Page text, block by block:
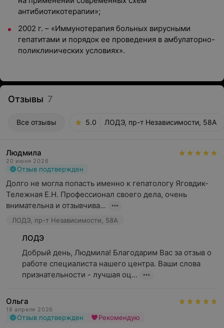
антибиотикотерапии»;
2002 г. – «Иммунотерапия больных вирусными
гепатитами и порядок ее проведения в амбулаторно-
поликлинических условиях».
Отзывы 7
Все отзывы 5.0 ЛОДЭ, пр-т Независимости, 58А
Людмила
20 июня 2026
Отзыв подтвержден
Долго не могла попасть именно к гепатологу Яговдик-
Тележная Е.Н. Профессионал своего дела, очень
внимательна и отзывчива...
ЛОДЭ, пр-т Независимости, 58А
ЛОДЭ
Добрый день, Людмила! Благодарим Вас за отзыв о
работе специалиста нашего центра. Ваши слова
признательности - лучшая оц...
Ольга
18 апреля 2026
Отзыв подтвержден Рекомендую